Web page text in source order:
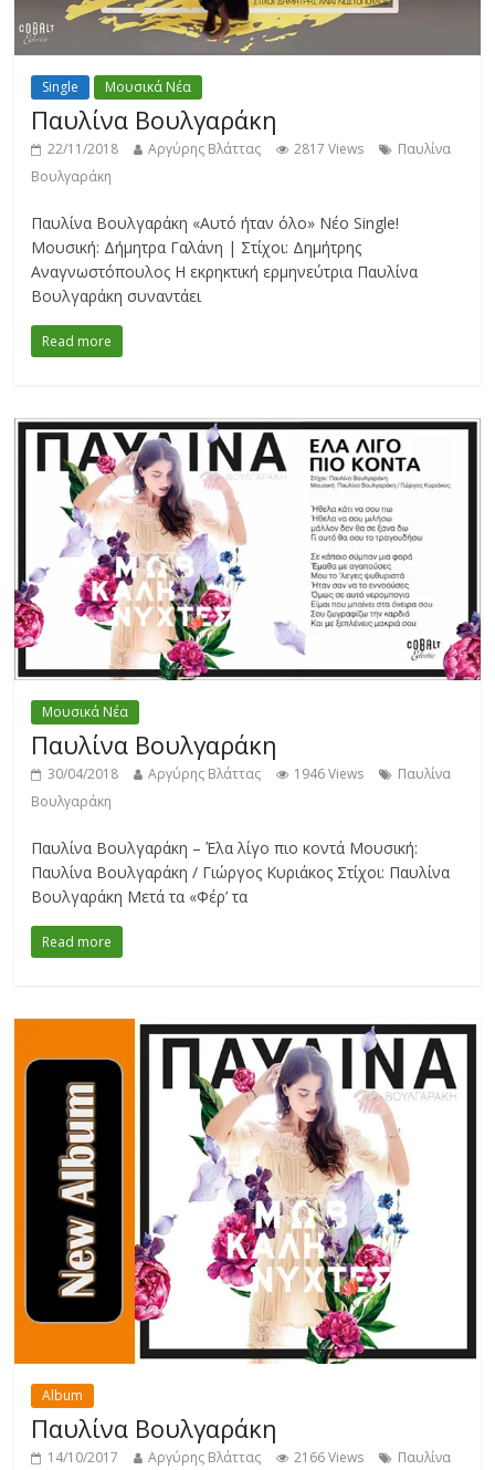
Single Μουσικά Νέα
Παυλίνα Βουλγαράκη
22/11/2018 Αργύρης Βλάττας 2817 Views
Παυλίνα
Βουλγαράκη
Παυλίνα Βουλγαράκη «Αυτό ήταν όλο» Νέο Single!
Μουσική: Δήμητρα Γαλάνη | Στίχοι: Δημήτρης
Αναγνωστόπουλος Η εκρηκτική ερμηνεύτρια Παυλίνα
Βουλγαράκη συναντάει
Read more
Μουσικά Νέα
Παυλίνα Βουλγαράκη
30/04/2018 Αργύρης Βλάττας 1946 Views
Παυλίνα
Βουλγαράκη
Παυλίνα Βουλγαράκη – Έλα λίγο πιο κοντά Μουσική:
Παυλίνα Βουλγαράκη / Γιώργος Κυριάκος Στίχοι: Παυλίνα
Βουλγαράκη Μετά τα «Φέρ’ τα
Read more
Album
Παυλίνα Βουλγαράκη
14/10/2017 Αργύρης Βλάττας 2166 Views Παυλίνα